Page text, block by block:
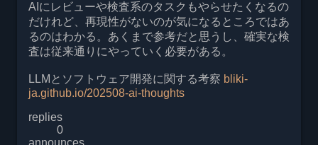
AIにレビューや検査系のタスクもやらせたくなるの
だけれど、再現性がないのが気になるところではあ
るのはわかる。あくまで参考だと思うし、確実な検
査は従来通りにやっていく必要がある。
LLMとソフトウェア開発に関する考察 bliki-
ja.github.io/202508-ai-thoughts
replies
0
announces